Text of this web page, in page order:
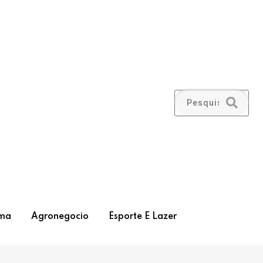
Agronegocio Esporte E Lazer